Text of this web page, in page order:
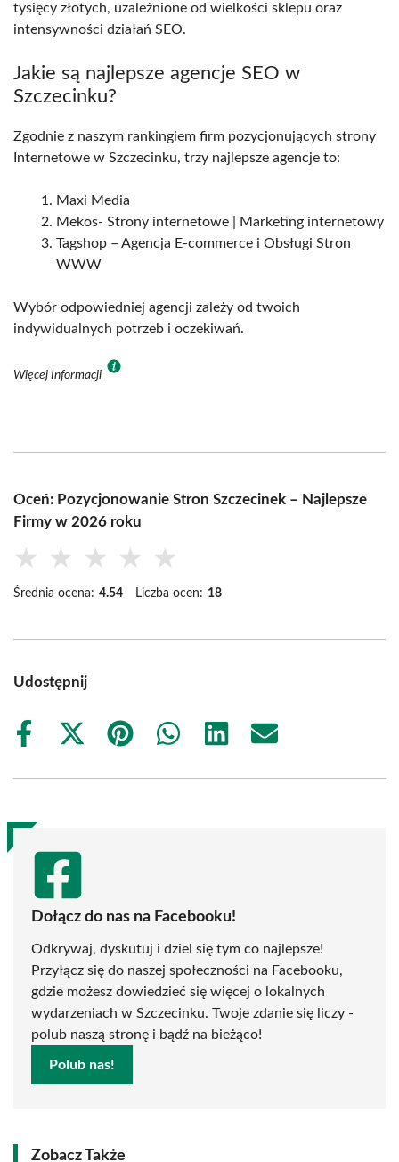
tysięcy złotych, uzależnione od wielkości sklepu oraz
intensywności działań SEO.
Jakie są najlepsze agencje SEO w
Szczecinku?
Zgodnie z naszym rankingiem firm pozycjonujących strony
Internetowe w Szczecinku, trzy najlepsze agencje to:
Maxi Media
Mekos- Strony internetowe | Marketing internetowy
Tagshop – Agencja E-commerce i Obsługi Stron
WWW
Wybór odpowiedniej agencji zależy od twoich
indywidualnych potrzeb i oczekiwań.
Więcej Informacji
Oceń: Pozycjonowanie Stron Szczecinek – Najlepsze
Firmy w 2026 roku
★ ★ ★ ★ ★
Średnia ocena: 4.54 Liczba ocen: 18
Udostępnij
Share
Share
(Twitter)
Share
Share
Share
Share
Dołącz do nas na Facebooku!
Odkrywaj, dyskutuj i dziel się tym co najlepsze!
Przyłącz się do naszej społeczności na Facebooku,
gdzie możesz dowiedzieć się więcej o lokalnych
wydarzeniach w Szczecinku. Twoje zdanie się liczy -
polub naszą stronę i bądź na bieżąco!
Polub nas!
Zobacz Także